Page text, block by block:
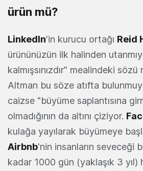
ürün mü?
LinkedIn'in kurucu ortağı Reid
ürününüzün ilk halinden
kalmışsınızdır" mealindeki
Altman bu söze atıfta
caizse "büyüme saplantısına
olmadığının da altını çiziyor.
kulağa yayılarak büyümeye
Airbnb'nin insanların seveceği
kadar 1000 gün (yaklaşık 3 yıl)